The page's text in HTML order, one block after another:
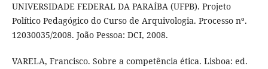
UNIVERSIDADE FEDERAL DA PARAÍBA (UFPB). Projeto
Político Pedagógico do Curso de Arquivologia. Processo nº.
12030035/2008. João Pessoa: DCI, 2008.
VARELA, Francisco. Sobre a competência ética. Lisboa: ed.